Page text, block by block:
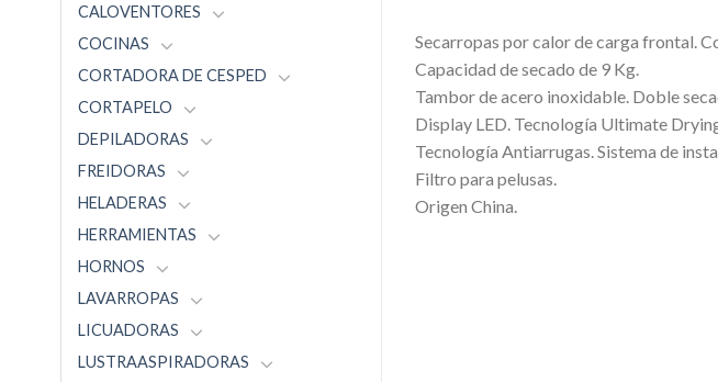
CALOVENTORES
COCINAS
CORTADORA DE CESPED
CORTAPELO
DEPILADORAS
FREIDORAS
HELADERAS
HERRAMIENTAS
HORNOS
LAVARROPAS
LICUADORAS
LUSTRAASPIRADORAS
Secarropas por calor de carga frontal.
Capacidad de secado de 9 Kg.
Tambor de acero inoxidable. Doble
Display LED. Tecnología Ultimate
Tecnología Antiarrugas. Sistema de
Filtro para pelusas.
Origen China.